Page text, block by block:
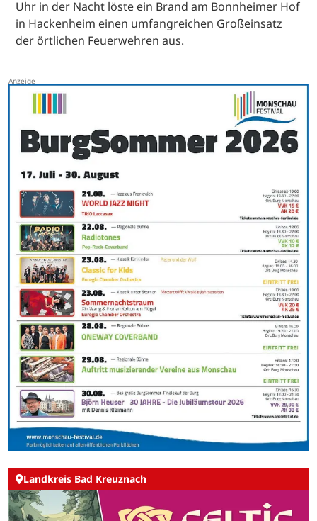
Uhr in der Nacht löste ein Brand am Bonnheimer Hof
in Hackenheim einen umfangreichen Großeinsatz
der örtlichen Feuerwehren aus.
Landkreis Bad Kreuznach